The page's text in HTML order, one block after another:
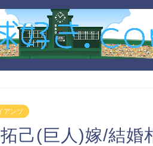
アンツ
己(巨人)嫁/結婚